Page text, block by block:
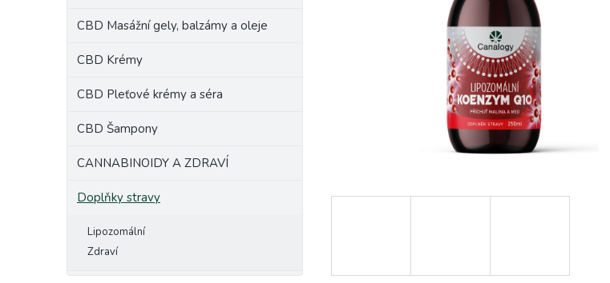
CBD Masážní gely, balzámy a oleje
CBD Krémy
CBD Pleťové krémy a séra
CBD Šampony
CANNABINOIDY A ZDRAVÍ
Doplňky stravy
Lipozomální
Zdraví